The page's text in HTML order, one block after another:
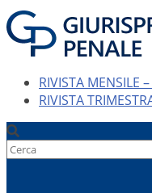
RIVISTA MENSILE
RIVISTA